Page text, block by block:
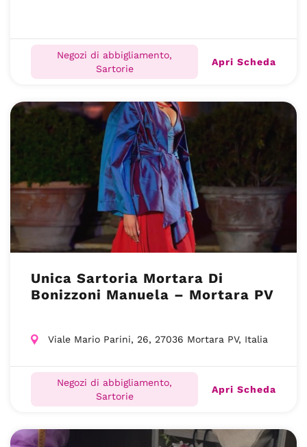
Negozi di abbigliamento,
Sartorie
Apri Scheda
Unica Sartoria Mortara Di
Bonizzoni Manuela – Mortara PV
Viale Mario Parini, 26, 27036 Mortara PV, Italia
Negozi di abbigliamento,
Sartorie
Apri Scheda